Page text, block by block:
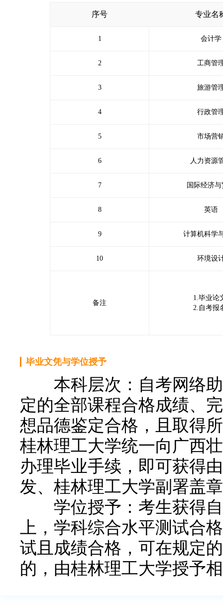
序号 专业名
1 会计学
2 工商管
3 旅游管
4 行政管
5 市场营
6 人力资源
7 国际经济
8 英语
9 计算机科学
10 环境设
备注
1.毕业论
2.自考报
毕业文凭与学位授予
本科层次：自考网络助
定的全部课程合格成绩、
想品德鉴定合格，且取得
桂林理工大学统一向广西
办理毕业手续，即可获得
发、桂林理工大学副署盖
学位授予：考生获得自
上，学科综合水平测试合
试且成绩合格，可在规定
的，由桂林理工大学授予